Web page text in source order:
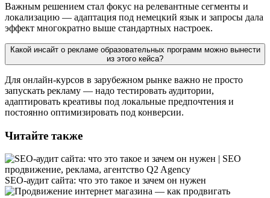
Важным решением стал фокус на релевантные сегменты и
локализацию — адаптация под немецкий язык и запросы дала
эффект многократно выше стандартных настроек.
Какой инсайт о рекламе образовательных программ можно вынести
из этого кейса?
Для онлайн‑курсов в зарубежном рынке важно не просто
запускать рекламу — надо тестировать аудитории,
адаптировать креативы под локальные предпочтения и
постоянно оптимизировать под конверсии.
Читайте также
SEO-аудит сайта: что это такое и зачем он нужен